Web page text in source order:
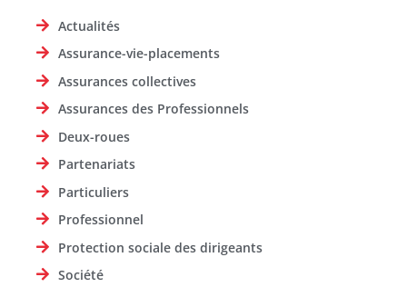
Actualités
Assurance-vie-placements
Assurances collectives
Assurances des Professionnels
Deux-roues
Partenariats
Particuliers
Professionnel
Protection sociale des dirigeants
Société